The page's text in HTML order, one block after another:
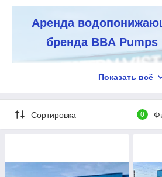
Аренда
бренда BBA
официальным дистрибьютором
водопонижения грунтовых вод
рынке Казахстана. Все
индивидуальный подбор насосов
условия
Показать всё
Сортировка 0